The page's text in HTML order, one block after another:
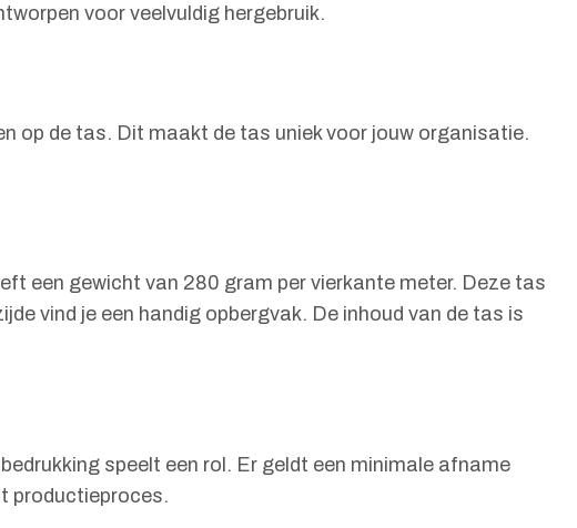
voor veelvuldig hergebruik.
op de tas. Dit maakt de tas uniek voor jouw organisatie.
een gewicht van 280 gram per vierkante meter. Deze tas
vind je een handig opbergvak. De inhoud van de tas is
speelt een rol. Er geldt een minimale afname
productieproces.